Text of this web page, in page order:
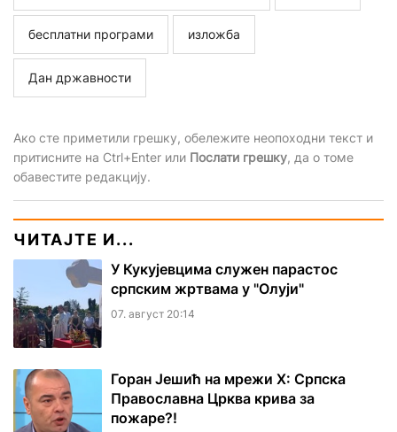
бесплатни програми изложба
Дан државности
Ако сте приметили грешку, обележите неопоходни текст и
притисните на Ctrl+Enter или Послати грешку, да о томе
обавестите редакцију.
ЧИТАЈТЕ И...
У Кукујевцима служен парастос
српским жртвама у "Олуји"
07. август 20:14
Горан Јешић на мрежи Х: Српска
Православна Црква крива за
пожаре?!